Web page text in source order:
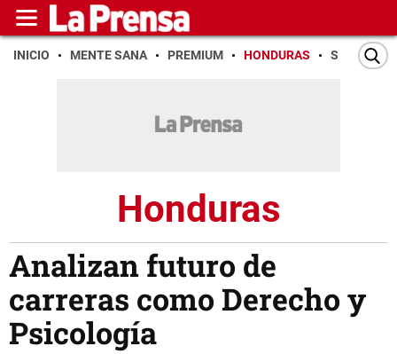
INICIO MENTE SANA PREMIUM HONDURAS SAN PEDRO
Honduras
Analizan futuro de
carreras como Derecho y
Psicología